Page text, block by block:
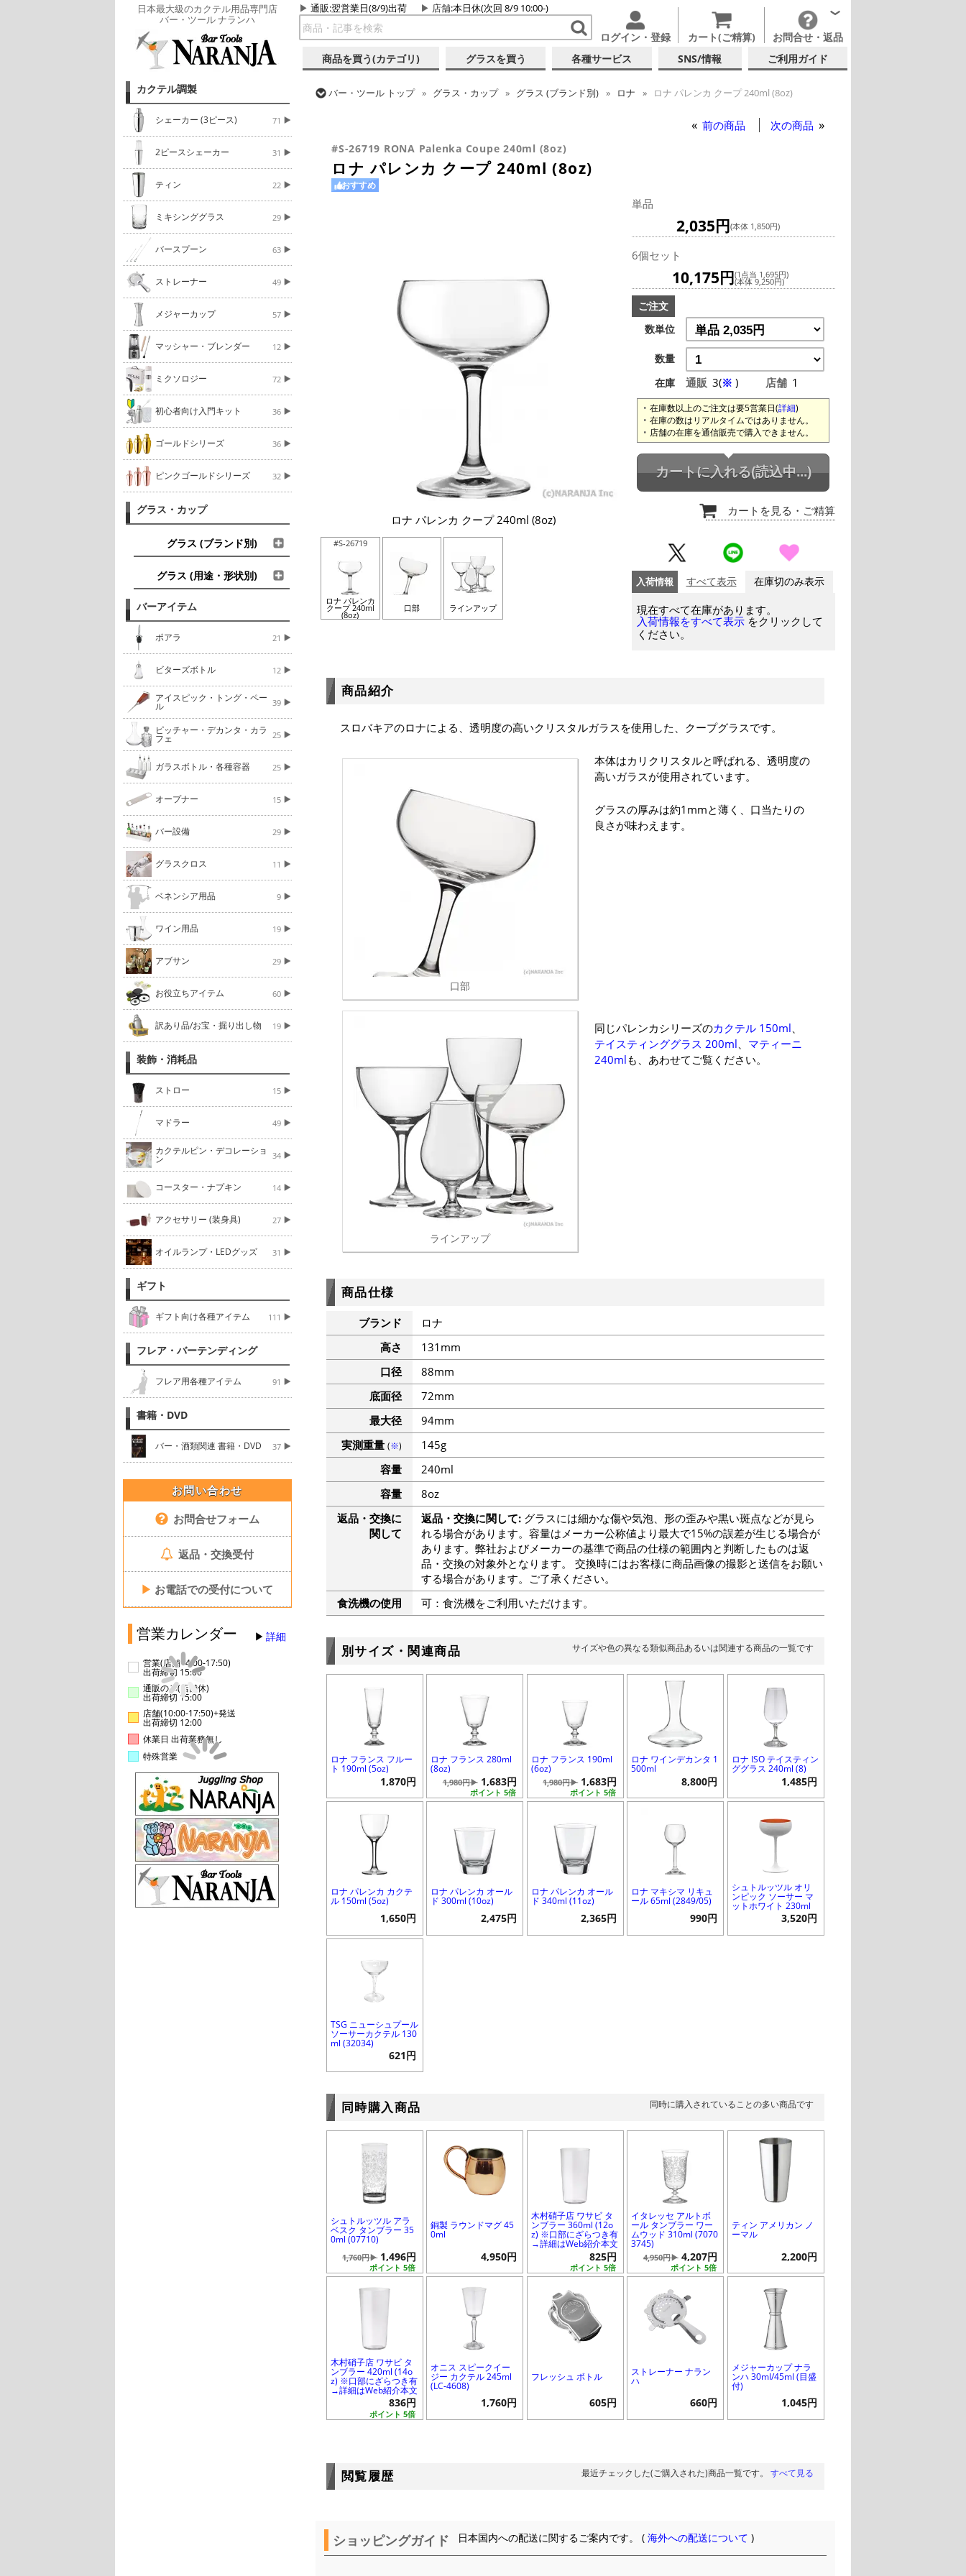
日本最大級のカクテル用品専門店
バー・ツール ナランハ
通販:翌営業日(8/9)出荷 店舗:本日休(次回 8/9 10:00-)
ログイン・登録 カート(ご精算) お問合せ・返品
商品を買う(カテゴリ) グラスを買う 各種サービス SNS/情報 ご利用ガイド
カクテル調製
シェーカー (3ピース) 71
2ピースシェーカー 31
ティン 22
ミキシンググラス 29
バースプーン 63
ストレーナー 49
メジャーカップ 57
マッシャー・ブレンダー 12
ミクソロジー 72
初心者向け入門キット 36
ゴールドシリーズ 36
ピンクゴールドシリーズ 32
グラス・カップ
グラス (ブランド別)
グラス (用途・形状別)
バーアイテム
ポアラ 21
ビターズボトル 12
アイスピック・トング・ペー
ル 39
ピッチャー・デカンタ・カラ
フェ 25
ガラスボトル・各種容器 25
オープナー 15
バー設備 29
グラスクロス 11
ベネンシア用品 9
ワイン用品 19
アブサン 29
お役立ちアイテム 60
訳あり品/お宝・掘り出し物 19
装飾・消耗品
ストロー 15
マドラー 49
カクテルピン・デコレーショ
ン 34
コースター・ナプキン 14
アクセサリー (装身具) 27
オイルランプ・LEDグッズ 31
ギフト
ギフト向け各種アイテム 111
フレア・バーテンディング
フレア用各種アイテム 91
書籍・DVD
バー・酒類関連 書籍・DVD 37
お問い合わせ
お問合せフォーム
返品・交換受付
▶ お電話での受付について
営業カレンダー 詳細
営業(店舗14:00-17:50)
出荷締切 15:00
通販のみ(店舗休)
出荷締切 15:00
店舗(10:00-17:50)+発送
出荷締切 12:00
休業日 出荷業務無し
特殊営業
バー・ツール トップ グラス・カップ グラス (ブランド別) ロナ
ロナ パレンカ クープ 240ml (8oz)
前の商品 次の商品
#S-26719 RONA Palenka Coupe 240ml (8oz)
ロナ パレンカ クープ 240ml (8oz)
おすすめ
ロナ パレンカ クープ 240ml (8oz)
#S-26719
ロナ パレンカ
クープ 240ml
(8oz)
口部 ラインアップ
単品
2,035円(本体 1,850円)
6個セット
10,175円(1点当 1,695円)
(本体 9,250円)
ご注文
数単位
数量
在庫
通販 3(※ ) 店舗 1
在庫数以上のご注文は要5営業日(詳細)
在庫の数はリアルタイムではありません。
店舗の在庫を通信販売で購入できません。
カートに入れる(読込中...)
カートを見る ・ご精算
入荷情報 すべて表示 在庫切のみ表示
現在すべて在庫があります。
入荷情報をすべて表示 をクリックして
ください。
商品紹介
スロバキアのロナによる、透明度の高いクリスタルガラスを使用した、クープグラスです。
口部
本体はカリクリスタルと呼ばれる、透明度の
高いガラスが使用されています。
グラスの厚みは約1mmと薄く、口当たりの
良さが味わえます。
ラインアップ
同じパレンカシリーズのカクテル 150ml、
テイスティンググラス 200ml、 マティーニ
240mlも、あわせてご覧ください。
商品仕様
ブランド
ロナ
高さ
131mm
口径
88mm
底面径
72mm
最大径
94mm
実測重量 (※)
145g
容量
240ml
容量
8oz
返品・交換に
関して
返品・交換に関して:グラスには細かな傷や気泡、形の歪みや黒い斑点などが見ら
れる場合があります。容量はメーカー公称値より最大で15%の誤差が生じる場合が
あります。弊社およびメーカーの基準で商品の仕様の範囲内と判断したものは返
品・交換の対象外となります。 交換時にはお客様に商品画像の撮影と送信をお願い
する場合があります。ご了承ください。
食洗機の使用
可：食洗機をご利用いただけます。
別サイズ・関連商品 サイズや色の異なる類似商品あるいは関連する商品の一覧です
ロナ フランス フルー
ト 190ml (5oz)
1,870円
ロナ フランス 280ml
(8oz)
ポイント 5倍
1,980円▶ 1,683円
ロナ フランス 190ml
(6oz)
ポイント 5倍
1,980円▶ 1,683円
ロナ ワインデカンタ 1
500ml
8,800円
ロナ ISO テイスティン
ググラス 240ml (8)
1,485円
ロナ パレンカ カクテ
ル 150ml (5oz)
1,650円
ロナ パレンカ オール
ド 300ml (10oz)
2,475円
ロナ パレンカ オール
ド 340ml (11oz)
2,365円
ロナ マキシマ リキュ
ール 65ml (2849/05)
990円
シュトルッツル オリ
ンピック ソーサー マ
ットホワイト 230ml
3,520円
TSG ニューシュプール
ソーサーカクテル 130
ml (32034)
621円
同時購入商品 同時に購入されていることの多い商品です
シュトルッツル アラ
ベスク タンブラー 35
0ml (07710)
ポイント 5倍
1,760円▶ 1,496円
銅製 ラウンドマグ 45
0ml
4,950円
木村硝子店 ワサビ タ
ンブラー 360ml (12o
z) ※口部にざらつき有
→詳細はWeb紹介本文
ポイント 5倍
825円
イタレッセ アルトボ
ール タンブラー ワー
ムウッド 310ml (7070
3745)
ポイント 5倍
4,950円▶ 4,207円
ティン アメリカン ノ
ーマル
2,200円
木村硝子店 ワサビ タ
ンブラー 420ml (14o
z) ※口部にざらつき有
→詳細はWeb紹介本文
ポイント 5倍
836円
オニス スピークイー
ジー カクテル 245ml
(LC-4608)
1,760円
フレッシュ ボトル
605円
ストレーナー ナラン
ハ
660円
メジャーカップ ナラ
ンハ 30ml/45ml (目盛
付)
1,045円
閲覧履歴 最近チェックした(ご購入された)商品一覧です。 すべて見る
ショッピングガイド 日本国内への配送に関するご案内です。 (海外への配送について )